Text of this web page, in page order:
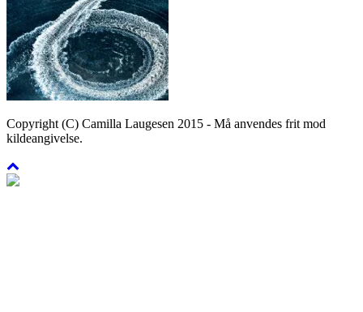
Copyright (C) Camilla Laugesen 2015 - Må anvendes frit mod
kildeangivelse.